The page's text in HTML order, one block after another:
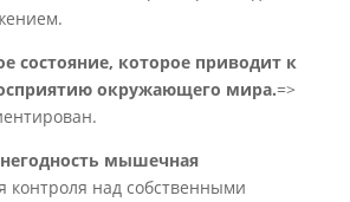
состояние, которое приводит к
окружающего мира.=>
мышечная
контроля над собственными